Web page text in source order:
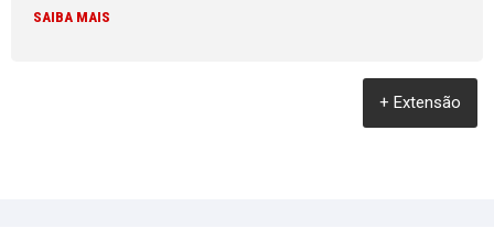
SAIBA MAIS
+ Extensão